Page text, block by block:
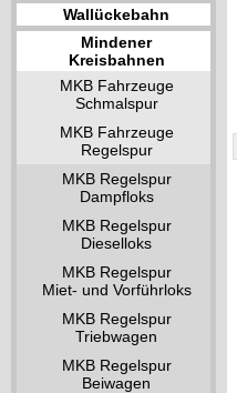
Wallückebahn
Mindener
Kreisbahnen
MKB Fahrzeuge
Schmalspur
MKB Fahrzeuge
Regelspur
MKB Regelspur
Dampfloks
MKB Regelspur
Dieselloks
MKB Regelspur
Miet- und Vorführloks
MKB Regelspur
Triebwagen
MKB Regelspur
Beiwagen